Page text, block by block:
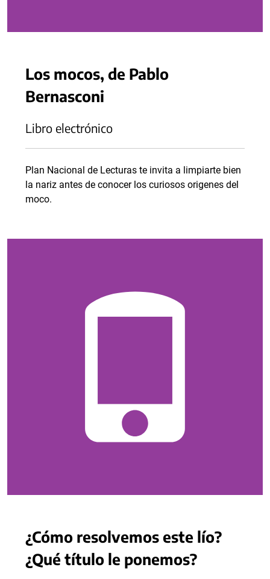
Los mocos, de Pablo
Bernasconi
Libro electrónico
Plan Nacional de Lecturas te invita a limpiarte bien
la nariz antes de conocer los curiosos origenes del
moco.
¿Cómo resolvemos este lío?
¿Qué título le ponemos?